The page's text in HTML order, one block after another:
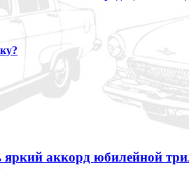
аккорд юбилейной